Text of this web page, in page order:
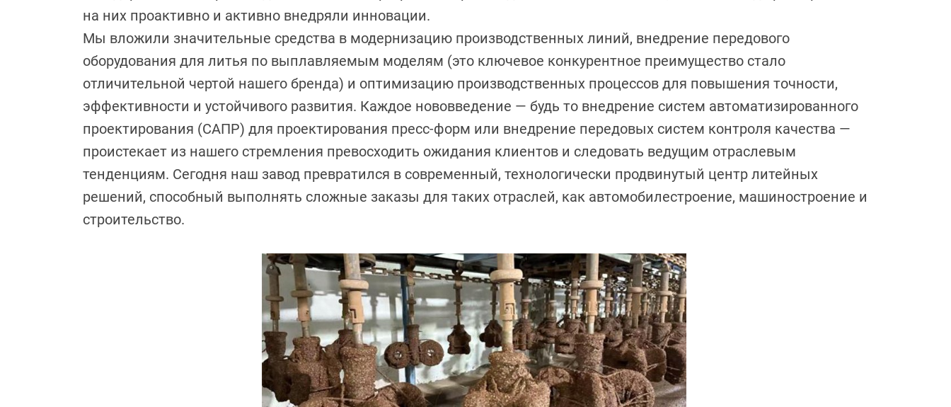
на них проактивно и активно внедряли инновации.
Мы вложили значительные средства в модернизацию производственных линий, внедрение передового
оборудования для литья по выплавляемым моделям (это ключевое конкурентное преимущество стало
отличительной чертой нашего бренда) и оптимизацию производственных процессов для повышения точности,
эффективности и устойчивого развития. Каждое нововведение — будь то внедрение систем автоматизированного
проектирования (САПР) для проектирования пресс-форм или внедрение передовых систем контроля качества —
проистекает из нашего стремления превосходить ожидания клиентов и следовать ведущим отраслевым
тенденциям. Сегодня наш завод превратился в современный, технологически продвинутый центр литейных
решений, способный выполнять сложные заказы для таких отраслей, как автомобилестроение, машиностроение и
строительство.